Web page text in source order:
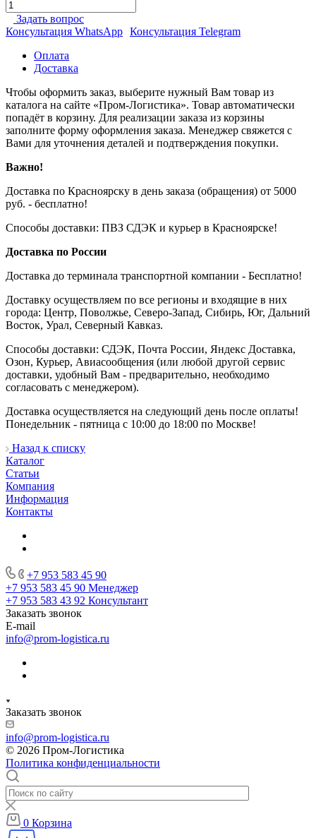
Задать вопрос
Консультация WhatsApp Консультация Telegram
Оплата
Доставка
Чтобы оформить заказ, выберите нужный Вам товар из
каталога на сайте «Пром-Логистика». Товар автоматически
попадёт в корзину. Для реализации заказа из корзины
заполните форму оформления заказа. Менеджер свяжется с
Вами для уточнения деталей и подтверждения покупки.
Важно!
Доставка по Красноярску в день заказа (обращения) от 5000
руб. - бесплатно!
Способы доставки: ПВЗ СДЭК и курьер в Красноярске!
Доставка по России
Доставка до терминала транспортной компании - Бесплатно!
Доставку осуществляем по все регионы и входящие в них
города: Центр, Поволжье, Северо-Запад, Сибирь, Юг, Дальний
Восток, Урал, Северный Кавказ.
Способы доставки: СДЭК, Почта России, Яндекс Доставка,
Озон, Курьер, Авиасообщения (или любой другой сервис
доставки, удобный Вам - предварительно, необходимо
согласовать с менеджером).
Доставка осуществляется на следующий день после оплаты!
Понедельник - пятница с 10:00 до 18:00 по Москве!
Назад к списку
Каталог
Статьи
Компания
Информация
Контакты
+7 953 583 45 90
+7 953 583 45 90 Менеджер
+7 953 583 43 92 Консультант
Заказать звонок
E-mail
info@prom-logistica.ru
Заказать звонок
info@prom-logistica.ru
© 2026 Пром-Логистика
Политика конфиденциальности
0 Корзина